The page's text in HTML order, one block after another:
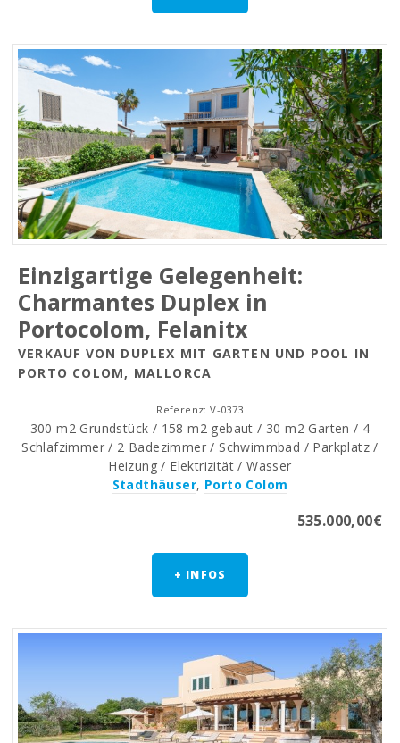
Einzigartige Gelegenheit:
Charmantes Duplex in
Portocolom, Felanitx
VERKAUF VON DUPLEX MIT GARTEN UND POOL IN
PORTO COLOM, MALLORCA
Referenz: V-0373
300 m2 Grundstück / 158 m2 gebaut / 30 m2 Garten / 4
Schlafzimmer / 2 Badezimmer / Schwimmbad / Parkplatz /
Heizung / Elektrizität / Wasser
Stadthäuser, Porto Colom
535.000,00€
+ INFOS